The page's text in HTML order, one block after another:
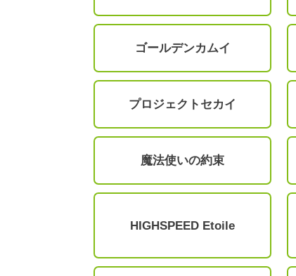
ゴールデンカムイ
プロジェクトセカイ
魔法使いの約束
HIGHSPEED Etoile